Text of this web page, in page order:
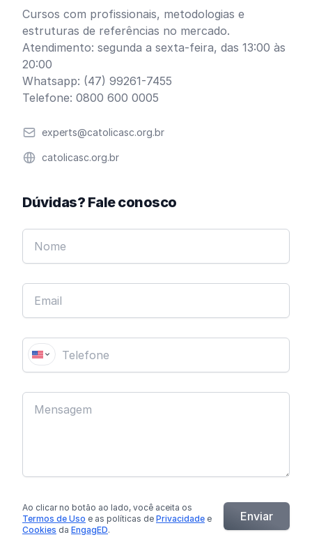
Cursos com profissionais, metodologias e
estruturas de referências no mercado.
Atendimento: segunda a sexta-feira, das 13:00 às
20:00
Whatsapp: (47) 99261-7455
Telefone: 0800 600 0005
Emailexperts@catolicasc.org.br
Websitecatolicasc.org.br
Dúvidas? Fale conosco
Ao clicar no botão ao lado, você aceita os
Termos de Uso e as políticas de Privacidade e
Cookies da EngagED.
Enviar